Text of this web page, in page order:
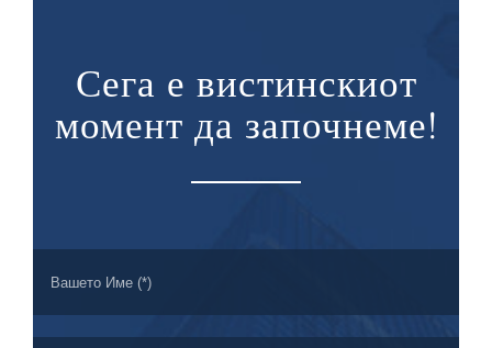
Сега е вистинскиот
момент да започнеме!